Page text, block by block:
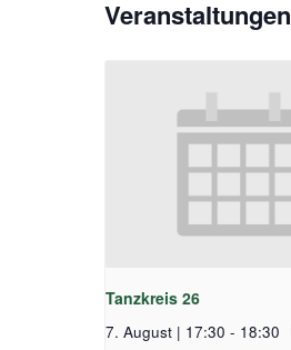
Veranstaltungen
Tanzkreis 26
7. August | 17:30 - 18:30